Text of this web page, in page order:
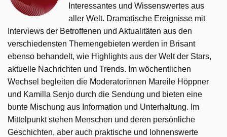
Interessantes und Wissenswertes aus
aller Welt. Dramatische Ereignisse mit
Interviews der Betroffenen und Aktualitäten aus den
verschiedensten Themengebieten werden in Brisant
ebenso behandelt, wie Highlights aus der Welt der Stars,
aktuelle Nachrichten und Trends. Im wöchentlichen
Wechsel begleiten die Moderatorinnen Mareile Höppner
und Kamilla Senjo durch die Sendung und bieten eine
bunte Mischung aus Information und Unterhaltung. Im
Mittelpunkt stehen Menschen und deren persönliche
Geschichten, aber auch praktische und lohnenswerte